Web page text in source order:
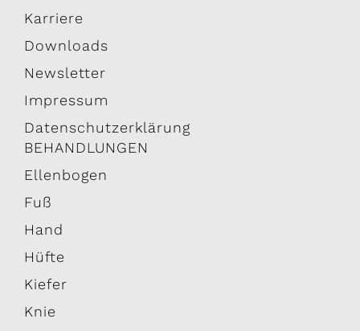
Karriere
Downloads
Newsletter
Impressum
Datenschutzerklärung
BEHANDLUNGEN
Ellenbogen
Fuß
Hand
Hüfte
Kiefer
Knie